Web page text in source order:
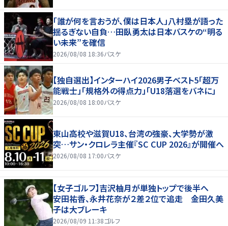
「誰が何を言おうが、僕は日本人」八村塁が語った
揺るぎない自負…田臥勇太は日本バスケの“明る
い未来”を確信
2026/08/08 18:36バスケ
【独自選出】インターハイ2026男子ベスト5「超万
能戦士」「規格外の得点力」「U18落選をバネに」
2026/08/08 18:00バスケ
東山高校や滋賀U18、台湾の強豪、大学勢が激
突…サン・クロレラ主催『SC CUP 2026』が開催へ
2026/08/08 17:00バスケ
【女子ゴルフ】吉沢柚月が単独トップで後半へ
安田祐香、永井花奈が２差２位で追走 金田久美
子は大ブレーキ
2026/08/09 11:38ゴルフ